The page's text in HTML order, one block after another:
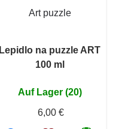
Art puzzle
Lepidlo na puzzle ART
100 ml
Auf Lager (20)
6,00 €